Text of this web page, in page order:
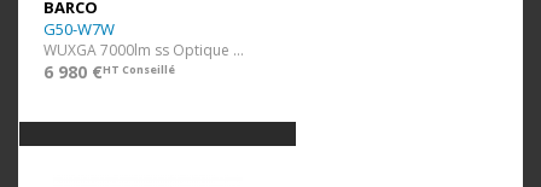
BARCO
G50-W7W
WUXGA 7000lm ss Optique Blanc
6 980 €HT Conseillé